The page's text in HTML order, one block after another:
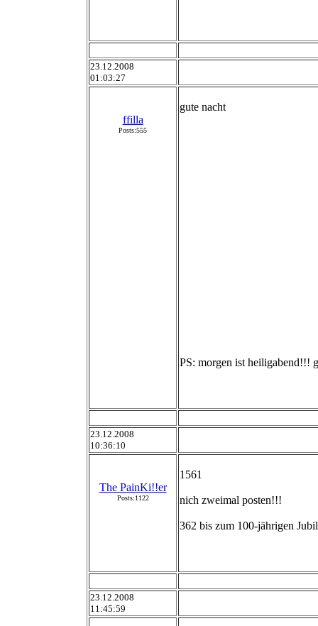
23.12.2008
01:03:27
ffilla
Posts:555
gute nacht
PS: morgen ist heiligabend!!!
23.12.2008
10:36:10
The PainKi!!er
Posts:1122
1561
nich zweimal posten!!!
362 bis zum 100-jährigen
23.12.2008
11:45:59